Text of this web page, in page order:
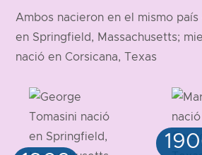
Ambos nacieron en el mismo país
en Springfield, Massachusetts;
nació en Corsicana, Texas